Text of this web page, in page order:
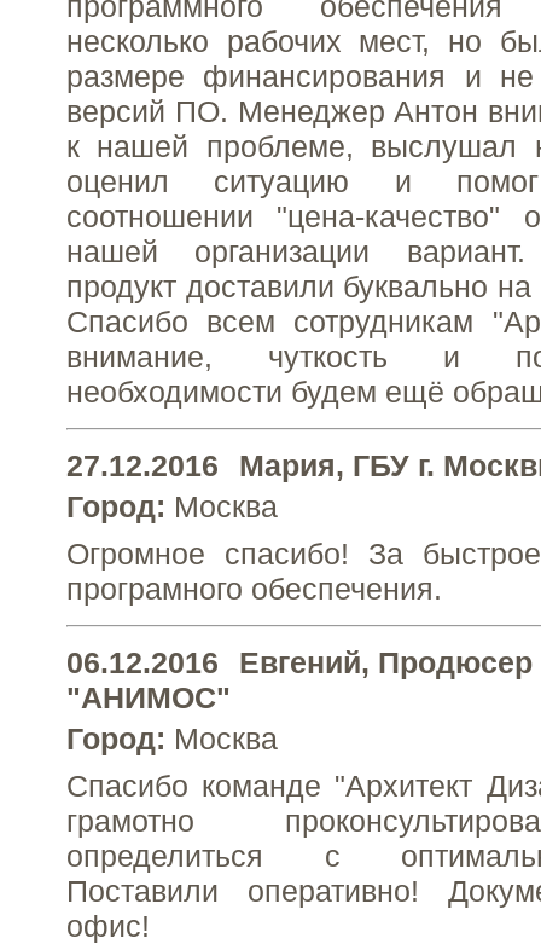
несколько рабочих мест, но
размере финансирования и
версий ПО. Менеджер Антон
к нашей проблеме, выслушал
оценил ситуацию и
соотношении "цена-качество"
нашей организации
продукт доставили буквально
Спасибо всем сотрудникам
внимание, чуткость и
необходимости будем ещё
27.12.2016 Мария, ГБУ г.
Город: Москва
Огромное спасибо! За
програмного обеспечения.
06.12.2016 Евгений, Продюсер
"АНИМОС"
Город: Москва
Спасибо команде "Архитект
грамотно
определиться с
Поставили оперативно!
офис!